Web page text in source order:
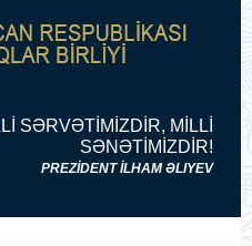
SƏRVƏTİMİZDİR, MİLLİ
SƏNƏTİMİZDİR!
PREZİDENT İLHAM ƏLIYEV